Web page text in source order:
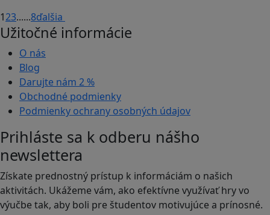
123......8ďalšia
Užitočné informácie
O nás
Blog
Darujte nám 2 %
Obchodné podmienky
Podmienky ochrany osobných údajov
Prihláste sa k odberu nášho
newslettera
Získate prednostný prístup k informáciám o našich
aktivitách. Ukážeme vám, ako efektívne využívať hry vo
výučbe tak, aby boli pre študentov motivujúce a prínosné.